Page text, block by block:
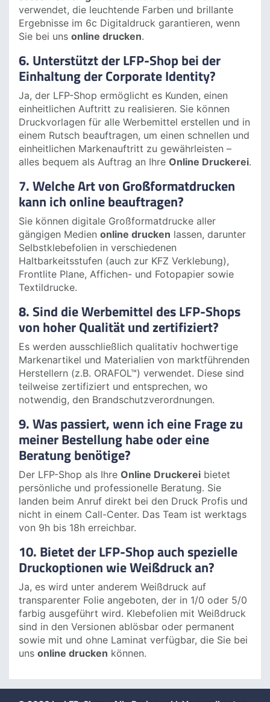
5. Welche Drucktechnologie und Farben
werden verwendet?
eingesetzt. Für den Digitaldruck werden
ausschließlichgeruchsneutrale Latex-Farben
verwendet, die leuchtende Farben und brillante
Ergebnisse im 6c Digitaldruck garantieren, wenn
Sie bei unsonline drucken.
6. Unterstützt der LFP-Shop bei der
Einhaltung der Corporate Identity?
einheitlichen Auftritt zu realisieren. Sie können
Druckvorlagen für alle Werbemittel erstellen und in
einem Rutsch beauftragen, um einen schnellen und
einheitlichen Markenauftritt zu gewährleisten –
alles bequem als Auftrag an IhreOnline Druckerei
7. Welche Art von Großformatdrucken
kann ich online beauftragen?
gängigen Medienonline druckenlassen, darunter
Selbstklebefolien in verschiedenen
Haltbarkeitsstufen (auch zur KFZ Verklebung),
Frontlite Plane, Affichen- und Fotopapier sowie
Textildrucke.
8. Sind die Werbemittel des LFP-Shops
von hoher Qualität und zertifiziert?
Es werden ausschließlich qualitativ hochwertige
Markenartikel und Materialien von marktführenden
Herstellern (z.B. ORAFOL™) verwendet. Diese sind
teilweise zertifiziert und entsprechen, wo
notwendig, den Brandschutzverordnungen.
9. Was passiert, wenn ich eine Frage zu
meiner Bestellung habe oder eine
Beratung benötige?
Der LFP-Shop als IhreOnline Druckereibietet
persönliche und professionelle Beratung. Sie
landen beim Anruf direkt bei den Druck Profis und
nicht in einem Call-Center. Das Team ist werktags
von 9h bis 18h erreichbar.
10. Bietet der LFP-Shop auch spezielle
Druckoptionen wie Weißdruck an?
transparenter Folie angeboten, der in 1/0 oder 5/0